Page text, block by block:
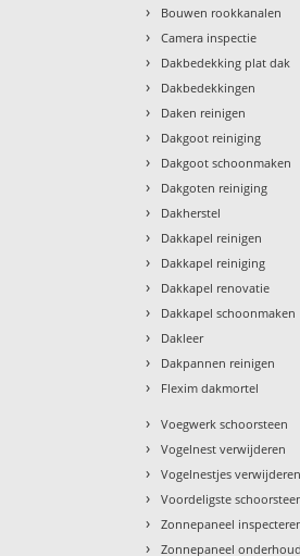
› Bouwen rookkanalen
› Camera inspectie
› Dakbedekking plat dak
› Dakbedekkingen
› Daken reinigen
› Dakgoot reiniging
› Dakgoot schoonmaken
› Dakgoten reiniging
› Dakherstel
› Dakkapel reinigen
› Dakkapel reiniging
› Dakkapel renovatie
› Dakkapel schoonmaken
› Dakleer
› Dakpannen reinigen
› Flexim dakmortel
› Voegwerk schoorsteen
› Vogelnest verwijderen
› Vogelnestjes verwijderen
› Voordeligste
› Zonnepaneel
› Zonnepaneel onderhoud